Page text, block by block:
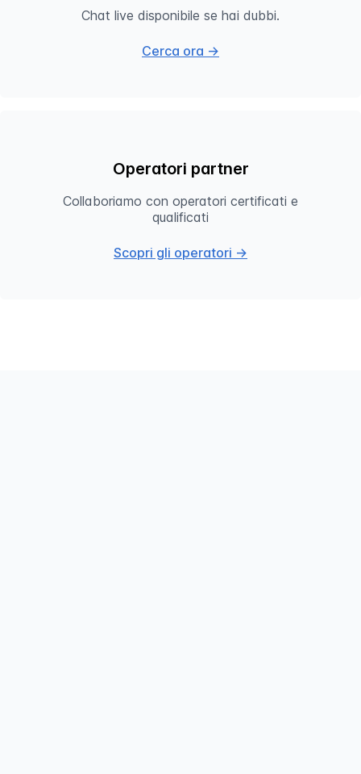
Chat live disponibile se hai dubbi.
Cerca ora →
Operatori partner
Collaboriamo con operatori certificati e
qualificati
Scopri gli operatori →